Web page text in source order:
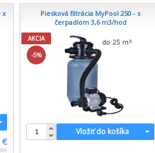
x
€
Piesková filtrácia MyPool 250 - s
čerpadlom 3,6 m3/hod
AKCIA
-5%
Vložiť do košíka